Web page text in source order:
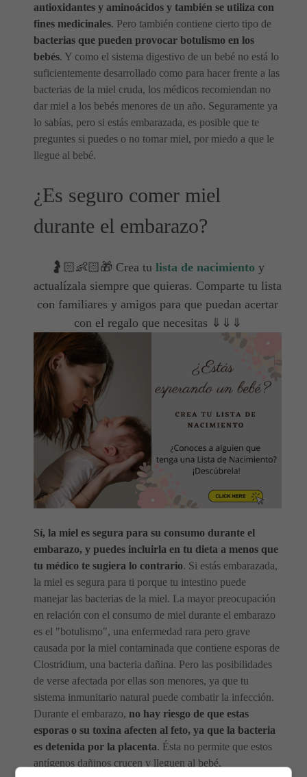
antioxidantes y aminoácidos y también se utiliza con
fines medicinales. Pero también contiene cierto tipo de
bacterias que pueden provocar botulismo en los
bebés. Y como el sistema digestivo de un bebé no está lo
suficientemente desarrollado como para hacer frente a las
bacterias de la miel cruda, los médicos recomiendan no
dar miel a los bebés menores de un año. Seguramente ya
lo sabías, pero si estás embarazada, es posible que te
preguntes si puedes o no tomar miel, por miedo a que le
llegue al bebé.
¿Es seguro comer miel
durante el embarazo?
🤰🏻👶🏻🎁 Crea tu lista de nacimiento y
actualízala siempre que quieras. Comparte tu lista
con familiares y amigos para que puedan acertar
con el regalo que necesitas ⇓⇓⇓
Sí, la miel es segura para su consumo durante el
embarazo, y puedes incluirla en tu dieta a menos que
tu médico te sugiera lo contrario. Si estás embarazada,
la miel es segura para ti porque tu intestino puede
manejar las bacterias de la miel. La mayor preocupación
en relación con el consumo de miel durante el embarazo
es el "botulismo", una enfermedad rara pero grave
causada por la miel contaminada que contiene esporas de
Clostridium, una bacteria dañina. Pero las posibilidades
de verse afectada por ellas son menores, ya que tu
sistema inmunitario natural puede combatir la infección.
Durante el embarazo, no hay riesgo de que estas
esporas o su toxina afecten al feto, ya que la bacteria
es detenida por la placenta. Ésta no permite que estos
antígenos dañinos crucen y lleguen al bebé,